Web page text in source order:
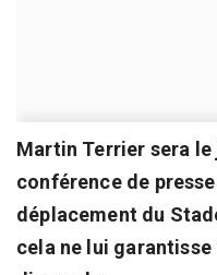
Martin Terrier sera le
conférence de
déplacement du
cela ne lui